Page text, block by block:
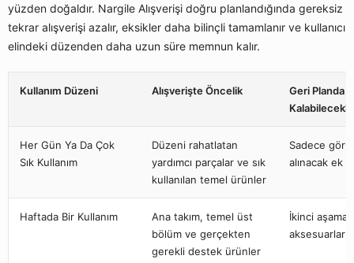
yüzden doğaldır. Nargile Alışverişi doğru planlandığında gereksiz
tekrar alışverişi azalır, eksikler daha bilinçli tamamlanır ve kullanıcı
elindeki düzenden daha uzun süre memnun kalır.
Kullanım Düzeni Alışverişte Öncelik
Geri Planda
Her Gün Ya Da Çok
Sık Kullanım
Düzeni rahatlatan
yardımcı parçalar ve sık
kullanılan temel ürünler
Sadece
alınacak ek
Haftada Bir Kullanım
Ana takım, temel üst
bölüm ve gerçekten
gerekli destek ürünler
İkinci aşama
aksesuarlar